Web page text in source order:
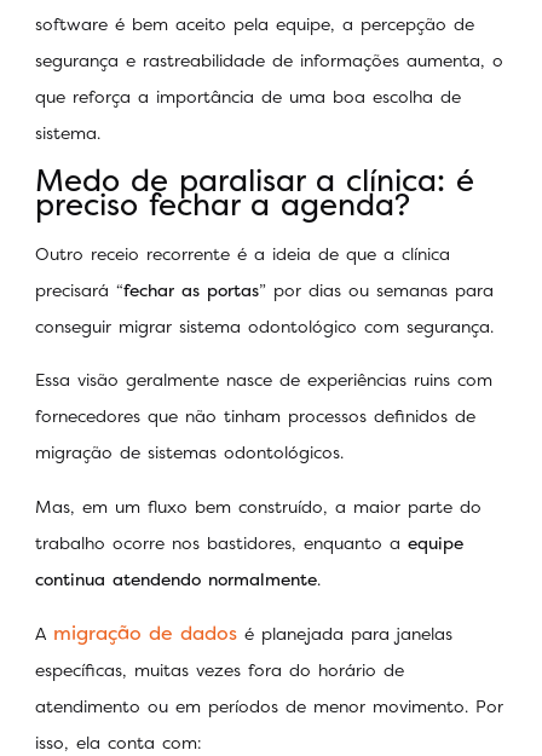
software é bem aceito pela equipe, a percepção de
segurança e rastreabilidade de informações aumenta, o
que reforça a importância de uma boa escolha de
sistema.
Medo de paralisar a clínica: é
preciso fechar a agenda?
Outro receio recorrente é a ideia de que a clínica
precisará “fechar as portas” por dias ou semanas para
conseguir migrar sistema odontológico com segurança.
Essa visão geralmente nasce de experiências ruins com
fornecedores que não tinham processos definidos de
migração de sistemas odontológicos.
Mas, em um fluxo bem construído, a maior parte do
trabalho ocorre nos bastidores, enquanto a equipe
continua atendendo normalmente.
A migração de dados é planejada para janelas
específicas, muitas vezes fora do horário de
atendimento ou em períodos de menor movimento. Por
isso, ela conta com: